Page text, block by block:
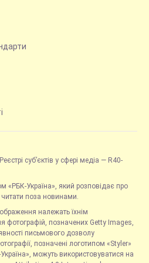
суб’єктів у сфері медіа — R40-
«РБК-Україна», який розповідає про
поза новинами.
належать їхнім
фотографій, позначених Getty Images,
письмового дозволу
позначені логотипом «Styler»
можуть використовуватися на